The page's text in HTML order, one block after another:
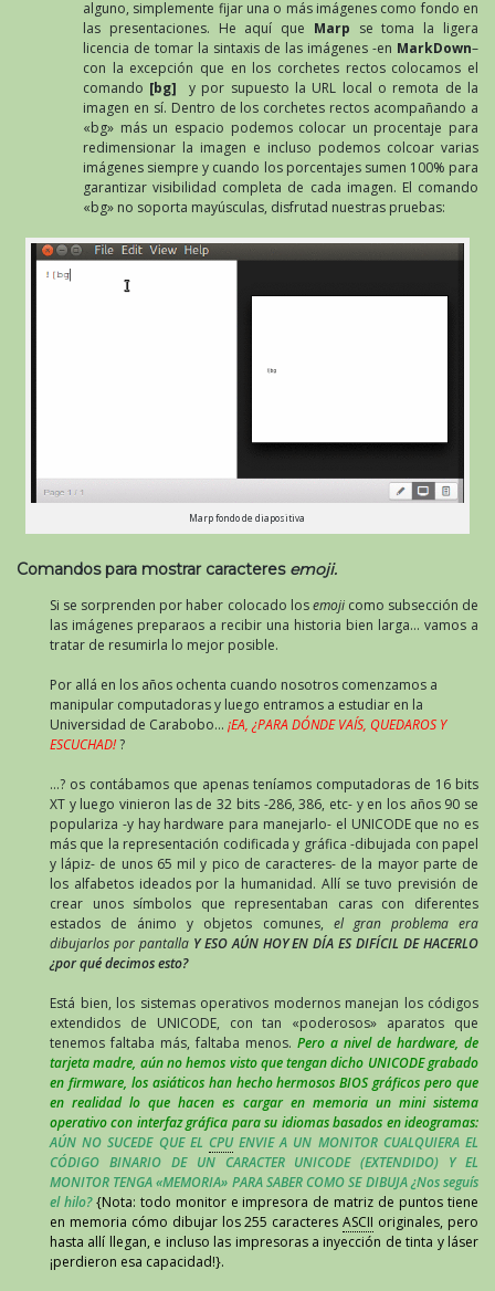
alguno, simplemente fijar una o más imágenes como fondo en
las presentaciones. He aquí que Marp se toma la ligera
licencia de tomar la sintaxis de las imágenes -en MarkDown–
con la excepción que en los corchetes rectos colocamos el
comando [bg] y por supuesto la URL local o remota de la
imagen en sí. Dentro de los corchetes rectos acompañando a
«bg» más un espacio podemos colocar un procentaje para
redimensionar la imagen e incluso podemos colcoar varias
imágenes siempre y cuando los porcentajes sumen 100% para
garantizar visibilidad completa de cada imagen. El comando
«bg» no soporta mayúsculas, disfrutad nuestras pruebas:
Marp fondo de diapositiva
Comandos para mostrar caracteres emoji.
Si se sorprenden por haber colocado losemojicomo subsección de
las imágenes preparaos a recibir una historia bien larga… vamos a
tratar de resumirla lo mejor posible.
Por allá en los años ochenta cuando nosotros comenzamos a
manipular computadoras y luego entramos a estudiar en la
Universidad de Carabobo… ¡EA, ¿PARA DÓNDE VAÍS, QUEDAROS Y
ESCUCHAD!?
…? os contábamos que apenas teníamos computadoras de 16 bits
XT y luego vinieron las de 32 bits -286, 386, etc- y en los años 90 se
populariza -y hay hardware para manejarlo- el UNICODE que no es
más que la representación codificada y gráfica -dibujada con papel
y lápiz- de unos 65 mil y pico de caracteres- de la mayor parte de
los alfabetos ideados por la humanidad. Allí se tuvo previsión de
crear unos símbolos que representaban caras con diferentes
estados de ánimo y objetos comunes, el gran problema era
dibujarlos por pantalla Y ESO AÚN HOY EN DÍA ES DIFÍCIL DE HACERLO
¿por qué decimos esto?
Está bien, los sistemas operativos modernos manejan los códigos
extendidos de UNICODE, con tan «poderosos» aparatos que
tenemos faltaba más, faltaba menos. Pero a nivel de hardware, de
tarjeta madre, aún no hemos visto que tengan dicho UNICODE grabado
en firmware, los asiáticos han hecho hermosos BIOS gráficos pero que
en realidad lo que hacen es cargar en memoria un mini sistema
operativo con interfaz gráfica para su idiomas basados en ideogramas:
AÚN NO SUCEDE QUE EL CPUENVIE A UN MONITOR CUALQUIERA EL
CÓDIGO BINARIO DE UN CARACTER UNICODE (EXTENDIDO) Y EL
MONITOR TENGA «MEMORIA» PARA SABER COMO SE DIBUJA ¿Nos seguís
el hilo?{Nota: todo monitor e impresora de matriz de puntos tiene
en memoria cómo dibujar los 255 caracteresASCII originales, pero
hasta allí llegan, e incluso las impresoras a inyección de tinta y láser
¡perdieron esa capacidad!}.